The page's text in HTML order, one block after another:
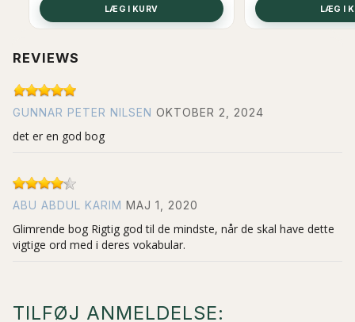
LÆG I KURV LÆG I
REVIEWS
GUNNAR PETER NILSEN OKTOBER 2, 2024
det er en god bog
ABU ABDUL KARIM MAJ 1, 2020
Glimrende bog Rigtig god til de mindste, når de skal have dette
vigtige ord med i deres vokabular.
TILFØJ ANMELDELSE: